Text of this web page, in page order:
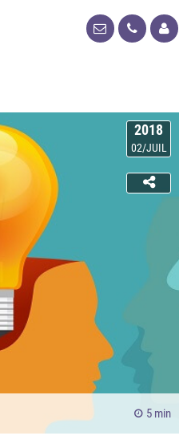
2018
02/JUIL
5 min